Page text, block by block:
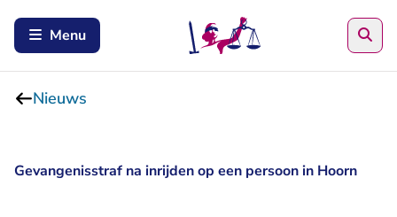
Menu
Nieuws
Gevangenisstraf na inrijden op een persoon in Hoorn